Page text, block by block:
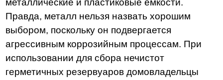
металлические и пластиковые емкости.
Правда, металл нельзя назвать хорошим
выбором, поскольку он подвергается
агрессивным коррозийным процессам. При
использовании для сбора нечистот
герметичных резервуаров домовладельцы